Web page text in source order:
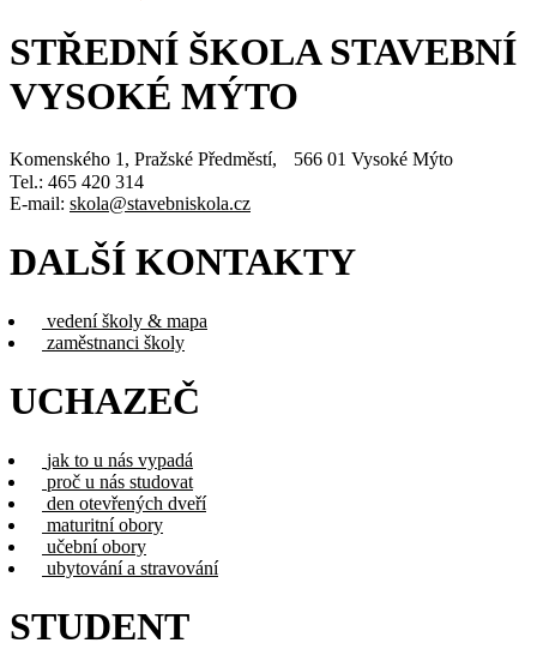
STŘEDNÍ ŠKOLA STAVEBNÍ
VYSOKÉ MÝTO
Komenského 1, Pražské Předměstí, 566 01 Vysoké Mýto
Tel.: 465 420 314
E-mail: skola@stavebniskola.cz
DALŠÍ KONTAKTY
vedení školy & mapa
zaměstnanci školy
UCHAZEČ
jak to u nás vypadá
proč u nás studovat
den otevřených dveří
maturitní obory
učební obory
ubytování a stravování
STUDENT